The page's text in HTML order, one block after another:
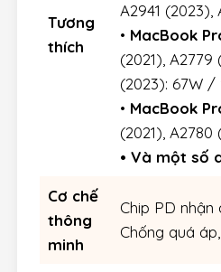
Tương
thích
A2941 (2023),
• MacBook
(2021), A2779
(2023): 67W /
• MacBook
(2021), A2780
• Và một số
Cơ chế
thông
minh
Chip PD
Chống quá